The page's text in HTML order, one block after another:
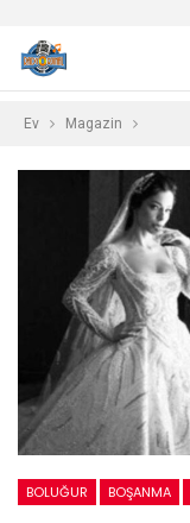
Ev Magazin
BOLUĞUR BOŞANMA